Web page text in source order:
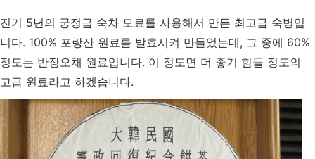
진기 5년의 궁정급 숙차 모료를 사용해서 만든 최고급 숙병입
니다. 100% 포랑산 원료를 발효시켜 만들었는데, 그 중에 60%
정도는 반장오채 원료입니다. 이 정도면 더 좋기 힘들 정도의
고급 원료라고 하겠습니다.